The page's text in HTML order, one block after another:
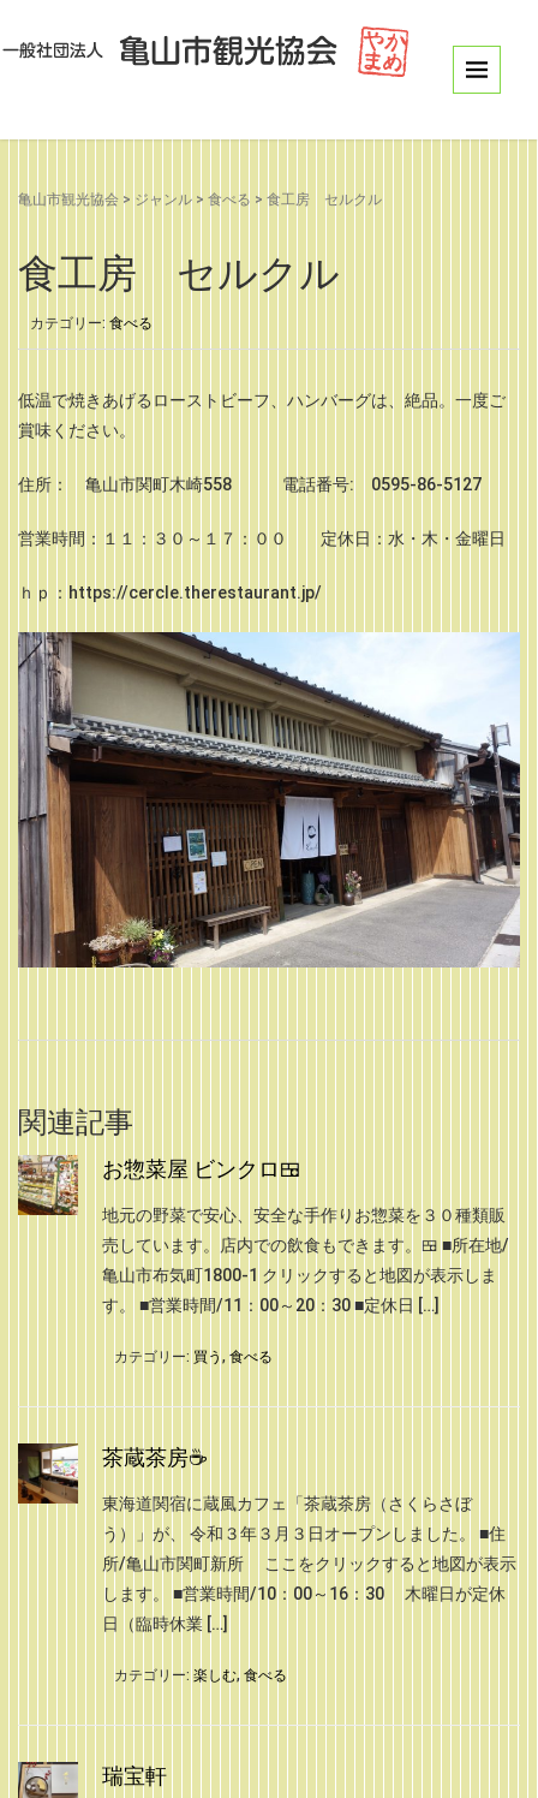
亀山市観光協会 > ジャンル > 食べる > 食工房 セルクル
食工房 セルクル
カテゴリー: 食べる
低温で焼きあげるローストビーフ、ハンバーグは、絶品。一度ご
賞味ください。
住所： 亀山市関町木崎558 電話番号: 0595-86-5127
営業時間：１１：３０～１７：００ 定休日：水・木・金曜日
ｈｐ：https://cercle.therestaurant.jp/
関連記事
お惣菜屋 ビンクロ🍱
地元の野菜で安心、安全な手作りお惣菜を３０種類販
売しています。店内での飲食もできます。🍱 ■所在地/
亀山市布気町1800-1 クリックすると地図が表示しま
す。 ■営業時間/11：00～20：30 ■定休日 […]
カテゴリー: 買う , 食べる
茶蔵茶房☕
東海道関宿に蔵風カフェ「茶蔵茶房（さくらさぼ
う）」が、 令和３年３月３日オープンしました。 ■住
所/亀山市関町新所 ここをクリックすると地図が表示
します。 ■営業時間/10：00～16：30 木曜日が定休
日（臨時休業 […]
カテゴリー: 楽しむ, 食べる
瑞宝軒